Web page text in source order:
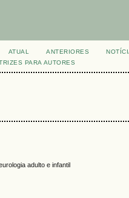
ATUAL ANTERIORES
PARA AUTORES
adulto e infantil